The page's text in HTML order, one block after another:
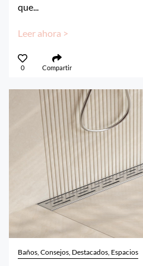
que...
Leer ahora >
0 Compartir
Baños, Consejos, Destacados, Espacios